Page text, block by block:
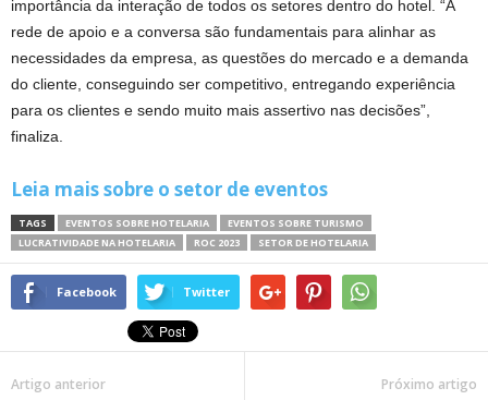
importância da interação de todos os setores dentro do hotel. “A
rede de apoio e a conversa são fundamentais para alinhar as
necessidades da empresa, as questões do mercado e a demanda
do cliente, conseguindo ser competitivo, entregando experiência
para os clientes e sendo muito mais assertivo nas decisões”,
finaliza.
Leia mais sobre o setor de eventos
TAGS EVENTOS SOBRE HOTELARIA
EVENTOS SOBRE TURISMO
LUCRATIVIDADE NA HOTELARIA
ROC 2023 SETOR DE HOTELARIA
Facebook Twitter
Artigo anterior Próximo artigo